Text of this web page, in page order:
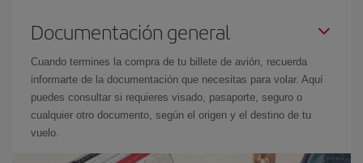
Documentación general
Cuando termines la compra de tu billete de avión, recuerda
informarte de la documentación que necesitas para volar. Aquí
puedes consultar si requieres visado, pasaporte, seguro o
cualquier otro documento, según el origen y el destino de tu
vuelo.